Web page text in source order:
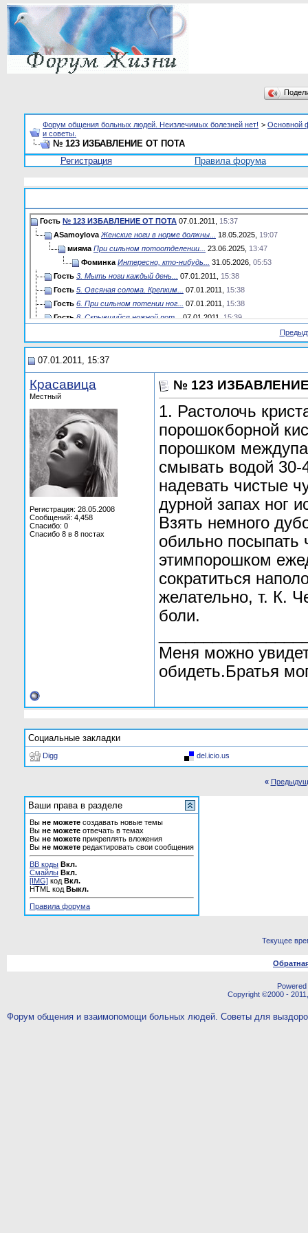
Форум общения больных людей. Неизлечимых болезней нет! > Основной
и советы.
№ 123 ИЗБАВЛЕНИЕ ОТ ПОТА
Регистрация
Правила форума
Гость № 123 ИЗБАВЛЕНИЕ ОТ ПОТА 07.01.2011, 15:37
ASamoylova Женские ноги в норме должны... 18.05.2025, 19:07
мияма При сильном потоотделении... 23.06.2025, 13:47
Фоминка Интересно, кто-нибудь... 31.05.2026, 05:53
Гость 3. Мыть ноги каждый день... 07.01.2011, 15:38
Гость 5. Овсяная солома. Крепким... 07.01.2011, 15:38
Гость 6. При сильном потении ног... 07.01.2011, 15:38
Гость 8. Скрывшийся ножной пот... 07.01.2011, 15:39
Гость После трудового дня, особенно...01.02.2011,20:17
Гость Вжаркую погоду у человека...
07.01.2011, 15:37
Красавица
Местный
Регистрация: 28.05.2008
Сообщений: 4,458
Спасибо: 0
Спасибо 8 в 8 постах
№ 123
1. Растолочь
порошокборной
порошком
смывать водой 30-
надевать чистые
дурной запах ног
Взять немного
обильно посыпать
этимпорошком
сократиться
желательно, т. К.
боли.
Меня можно
обидеть.Братья
Социальные закладки
Digg del.icio.us
«
Ваши права в разделе
Вы не можете создавать новые темы
Вы не можете отвечать в темах
Вы не можете прикреплять вложения
Вы не можете редактировать свои сообщения
BB коды Вкл.
Смайлы Вкл.
[IMG] код Вкл.
HTML код Выкл.
Правила форума
Текущее
Copyright ©2000 -
Форум общения и взаимопомощи больных людей. Советы для